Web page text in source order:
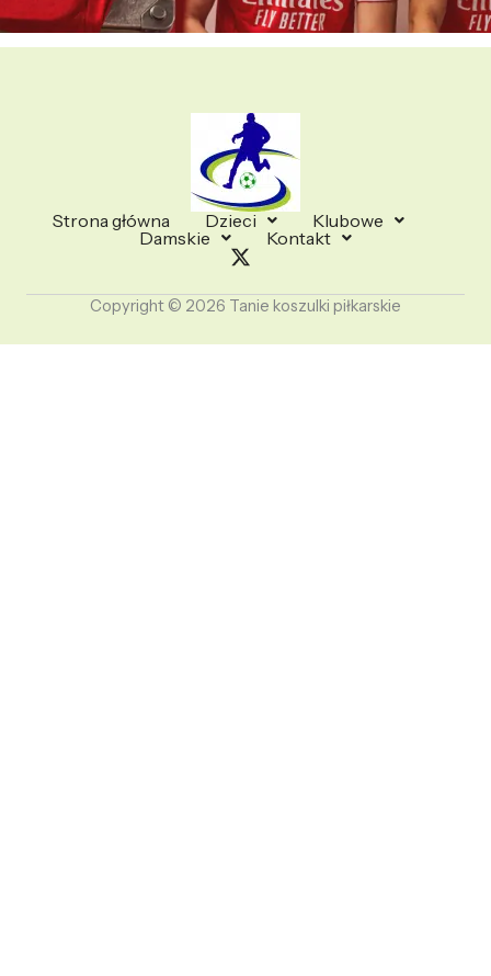
Strona główna Dzieci
Klubowe
Damskie
Kontakt
Copyright © 2026 Tanie koszulki piłkarskie